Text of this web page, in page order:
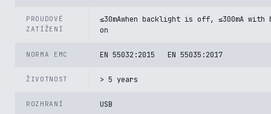
PROUDOVÉ
ZATÍŽENÍ
≤30mAwhen backlight is off, ≤300mA
on
NORMA EMC EN 55032:2015 EN 55035:2017
ŽIVOTNOST > 5 years
ROZHRANÍ USB